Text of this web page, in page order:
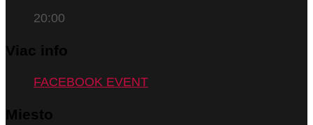
20:00
Viac info
FACEBOOK EVENT
Miesto